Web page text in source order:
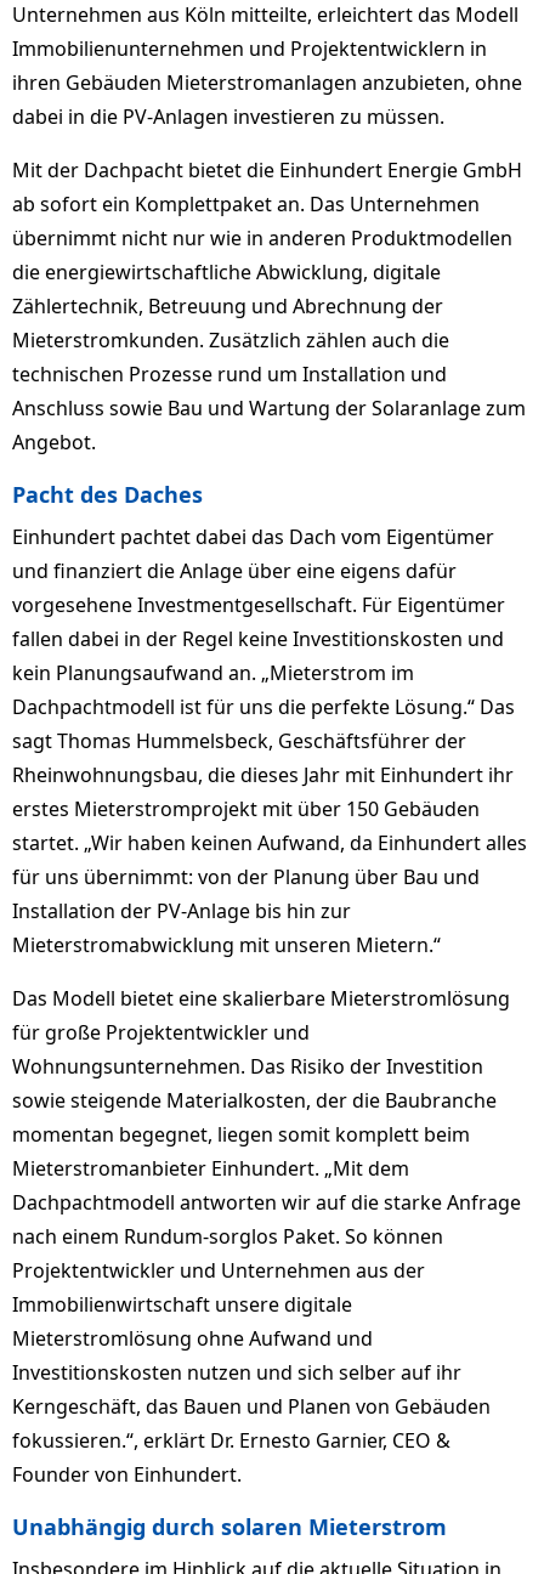
Unternehmen aus Köln mitteilte, erleichtert das Modell
Immobilienunternehmen und Projektentwicklern in
ihren Gebäuden Mieterstromanlagen anzubieten, ohne
dabei in die PV-Anlagen investieren zu müssen.
Mit der Dachpacht bietet die Einhundert Energie GmbH
ab sofort ein Komplettpaket an. Das Unternehmen
übernimmt nicht nur wie in anderen Produktmodellen
die energiewirtschaftliche Abwicklung, digitale
Zählertechnik, Betreuung und Abrechnung der
Mieterstromkunden. Zusätzlich zählen auch die
technischen Prozesse rund um Installation und
Anschluss sowie Bau und Wartung der Solaranlage zum
Angebot.
Pacht des Daches
Einhundert pachtet dabei das Dach vom Eigentümer
und finanziert die Anlage über eine eigens dafür
vorgesehene Investmentgesellschaft. Für Eigentümer
fallen dabei in der Regel keine Investitionskosten und
kein Planungsaufwand an. „Mieterstrom im
Dachpachtmodell ist für uns die perfekte Lösung.“ Das
sagt Thomas Hummelsbeck, Geschäftsführer der
Rheinwohnungsbau, die dieses Jahr mit Einhundert ihr
erstes Mieterstromprojekt mit über 150 Gebäuden
startet. „Wir haben keinen Aufwand, da Einhundert alles
für uns übernimmt: von der Planung über Bau und
Installation der PV-Anlage bis hin zur
Mieterstromabwicklung mit unseren Mietern.“
Das Modell bietet eine skalierbare Mieterstromlösung
für große Projektentwickler und
Wohnungsunternehmen. Das Risiko der Investition
sowie steigende Materialkosten, der die Baubranche
momentan begegnet, liegen somit komplett beim
Mieterstromanbieter Einhundert. „Mit dem
Dachpachtmodell antworten wir auf die starke Anfrage
nach einem Rundum-sorglos Paket. So können
Projektentwickler und Unternehmen aus der
Immobilienwirtschaft unsere digitale
Mieterstromlösung ohne Aufwand und
Investitionskosten nutzen und sich selber auf ihr
Kerngeschäft, das Bauen und Planen von Gebäuden
fokussieren.“, erklärt Dr. Ernesto Garnier, CEO &
Founder von Einhundert.
Unabhängig durch solaren Mieterstrom